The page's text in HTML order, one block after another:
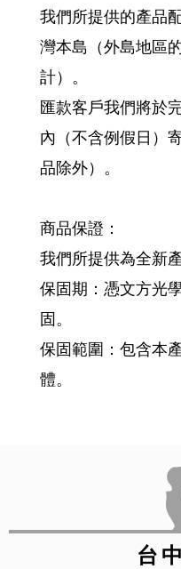
我們所提供的產品
灣本島（外島地區
計）。
匯款客戶我們將於
內（不含例假日）
品除外）。
商品保證：
我們所提供為全新
保固期：憑文方光
固。
保固範圍：包含本
體。
台